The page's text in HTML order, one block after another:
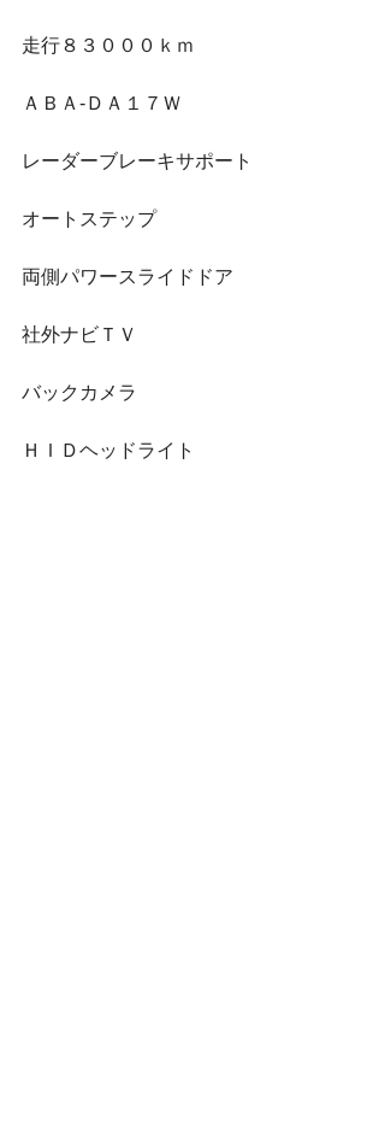
走行８３０００ｋｍ
ＡＢＡ-ＤＡ１７Ｗ
レーダーブレーキサポート
オートステップ
両側パワースライドドア
社外ナビＴＶ
バックカメラ
ＨＩＤヘッドライト